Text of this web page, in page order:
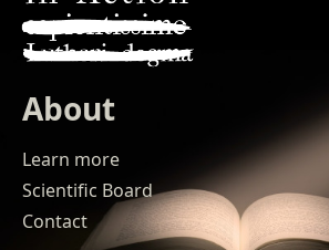
About
Learn more
Scientific Board
Contact